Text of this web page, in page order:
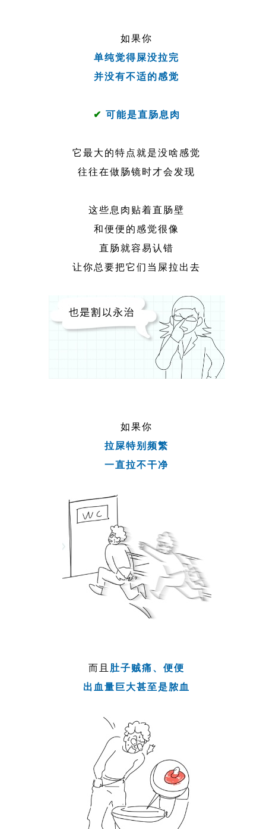
如果你
单纯觉得屎没拉完
并没有不适的感觉
✔ 可能是直肠息肉
它最大的特点就是没啥感觉
往往在做肠镜时才会发现
这些息肉贴着直肠壁
和便便的感觉很像
直肠就容易认错
让你总要把它们当屎拉出去
如果你
拉屎特别频繁
一直拉不干净
而且 肚子贼痛、便便
出血量巨大甚至是脓血